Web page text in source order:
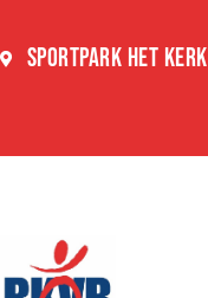
SPORTPARK HET